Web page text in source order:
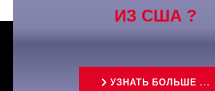
ИЗ США ?
УЗНАТЬ БОЛЬШЕ ...